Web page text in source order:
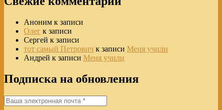
Аноним к записи
Олег к записи
Сергей к записи
тот самый Петрович к записи Меня учили
Андрей к записи Меня учили
Подписка на обновления